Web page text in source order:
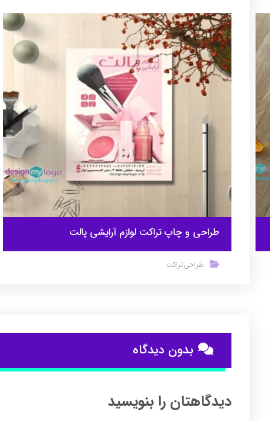
طراحی و چاپ تراکت لوازم آرایشی پالت
طراحی تراکت
بدون دیدگاه
دیدگاهتان را بنویسید